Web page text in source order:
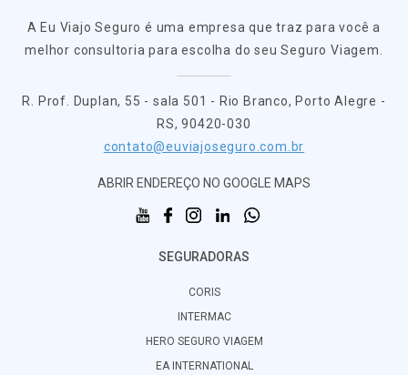
A Eu Viajo Seguro é uma empresa que traz para você a
melhor consultoria para escolha do seu Seguro Viagem.
R. Prof. Duplan, 55 - sala 501 - Rio Branco, Porto Alegre -
RS, 90420-030
contato@euviajoseguro.com.br
ABRIR ENDEREÇO NO GOOGLE MAPS
SEGURADORAS
CORIS
INTERMAC
HERO SEGURO VIAGEM
EA INTERNATIONAL